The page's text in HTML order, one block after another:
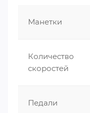
Манетки
Количество
скоростей
Педали